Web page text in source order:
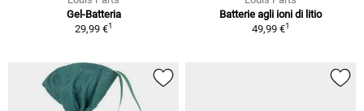
Gel-Batteria
29,99 €1
Batterie agli ioni di litio
49,99 €1